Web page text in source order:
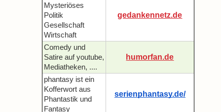
Mysteriöses
Politik
Gesellschaft
Wirtschaft
gedankennetz.de
Comedy und
Satire auf youtube,
Mediatheken, ....
humorfan.de
phantasy ist ein
Kofferwort aus
Phantastik und
Fantasy
serienphantasy.de/